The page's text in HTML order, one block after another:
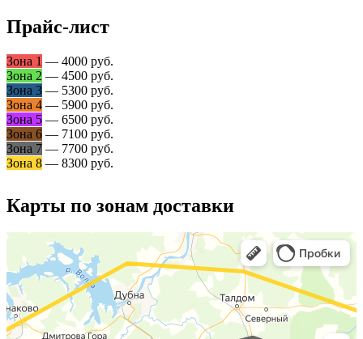
Прайс-лист
Зона 1 — 4000 руб.
Зона 2 — 4500 руб.
Зона 3 — 5300 руб.
Зона 4 — 5900 руб.
Зона 5 — 6500 руб.
Зона 6 — 7100 руб.
Зона 7 — 7700 руб.
Зона 8 — 8300 руб.
Карты по зонам доставки